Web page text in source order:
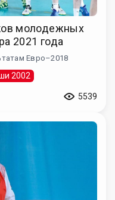
молодежных
2021 года
Евро–2018
2002
5539